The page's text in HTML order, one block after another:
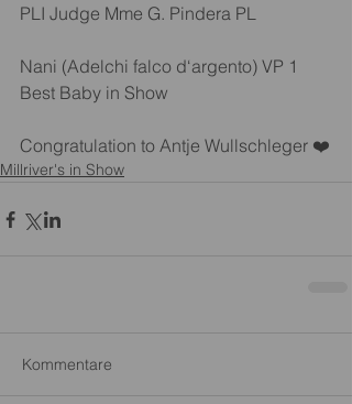
PLI Judge Mme G. Pindera PL
Nani (Adelchi falco d‘argento) VP 1
Best Baby in Show
Congratulation to Antje Wullschleger ❤️
Millriver's in Show
Kommentare